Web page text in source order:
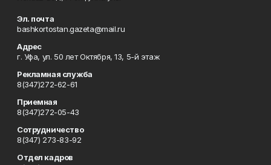
Эл. почта
bashkortostan.gazeta@mail.ru
Адрес
г. Уфа, ул. 50 лет Октября, 13, 5-й этаж
Рекламная служба
8(347)272-62-61
Приемная
8(347)272-05-43
Сотрудничество
8(347) 273-83-92
Отдел кадров